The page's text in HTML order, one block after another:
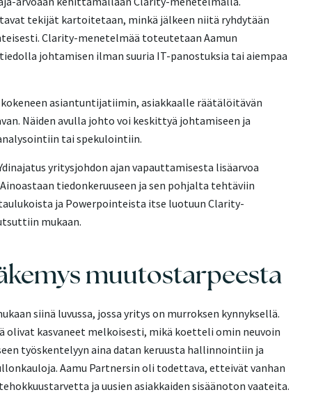
tekijät kartoitetaan, minkä jälkeen niitä ryhdytään
Clarity-menetelmää toteutetaan Aamun
johtamisen ilman suuria IT-panostuksia tai aiempaa
asiantuntijatiimin, asiakkaalle räätälöitävän
Näiden avulla johto voi keskittyä johtamiseen ja
tai spekulointiin.
yritysjohdon ajan vapauttamisesta lisäarvoa
tiedonkeruuseen ja sen pohjalta tehtäviin
ja Powerpointeista itse luotuun Clarity-
mukaan.
muutostarpeesta
siinä luvussa, jossa yritys on murroksen kynnyksellä.
olivat kasvaneet melkoisesti, mikä koetteli omin neuvoin
työskentelyyn aina datan keruusta hallinnointiin ja
Aamu Partnersin oli todettava, etteivät vanhan
ja uusien asiakkaiden sisäänoton vaateita.